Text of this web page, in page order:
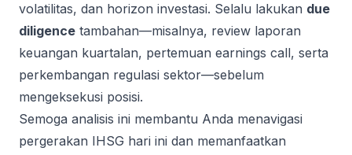
volatilitas, dan horizon investasi. Selalu lakukan due
diligence tambahan—misalnya, review laporan
keuangan kuartalan, pertemuan earnings call, serta
perkembangan regulasi sektor—sebelum
mengeksekusi posisi.
Semoga analisis ini membantu Anda menavigasi
pergerakan IHSG hari ini dan memanfaatkan